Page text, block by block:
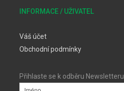
INFORMACE / UŽIVATEL
Váš účet
Obchodní podmínky
Přihlaste se k odběru Newsletteru